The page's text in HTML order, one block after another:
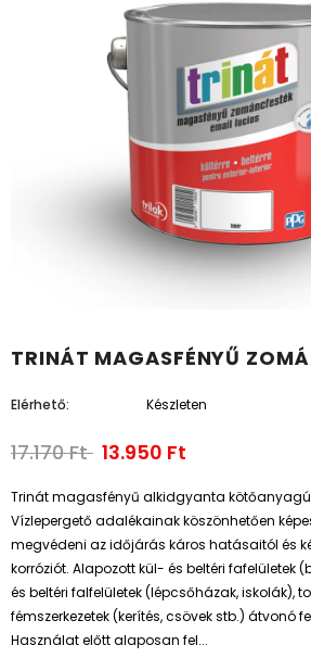
TRINÁT MAGASFÉNYŰ
Elérhető: Készleten
17.170 Ft 13.950 Ft
Trinát magasfényű alkidgyanta
Vízlepergető adalékainak köszönhetően
megvédeni az időjárás káros hatásaitól és
korróziót. Alapozott kül- és beltéri fafelületek
és beltéri falfelületek (lépcsőházak, iskolák),
fémszerkezetek (kerítés, csövek stb.) átvonó
Használat előtt alaposan fel...